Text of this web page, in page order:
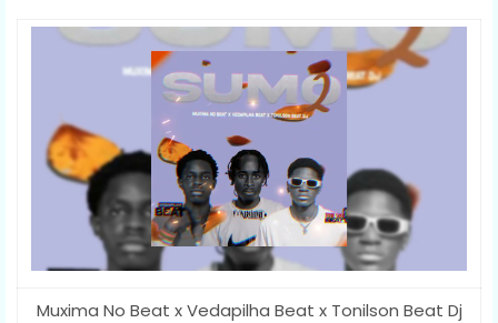
Muxima No Beat x Vedapilha Beat x Tonilson Beat Dj